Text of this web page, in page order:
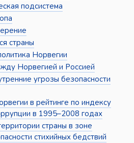
подсистема
страны
Норвегии
Норвегией и Россией
угрозы безопасности
в рейтинге по индексу
в 1995–2008 годах
страны в зоне
стихийных бедствий